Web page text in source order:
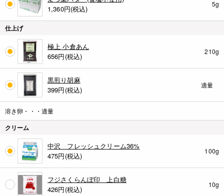
1,360円(税込)
5g
仕上げ
極上 小倉あん
656円(税込)
210g
黒煎り胡麻
399円(税込)
適量
溶き卵・・・適量
クリーム
中沢 フレッシュクリーム36%
475円(税込)
100g
フジさくらんぼ印 上白糖
426円(税込)
10g